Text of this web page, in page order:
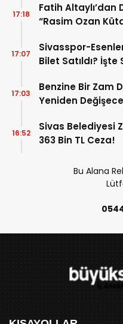
Fatih Altaylı’dan
“Rasim Ozan
17:18
Sivasspor-
Bilet Satıldı?
17:07
Benzine Bir Zam
Yeniden
17:03
Sivas Belediyesi
363 Bin TL Ceza!
16:52
Bu Alana